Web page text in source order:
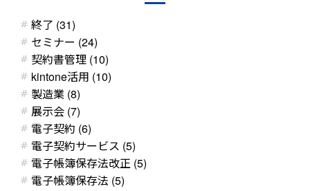
終了 (31)
セミナー (24)
契約書管理 (10)
kintone活用 (10)
製造業 (8)
展示会 (7)
電子契約 (6)
電子契約サービス (5)
電子帳簿保存法改正 (5)
電子帳簿保存法 (5)